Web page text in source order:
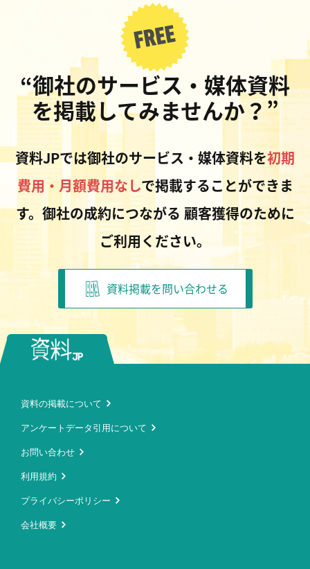
“御社のサービス・媒体資料
を掲載してみませんか？”
資料JPでは御社のサービス・媒体資料を初期
費用・月額費用なしで掲載することができま
す。御社の成約につながる 顧客獲得のために
ご利用ください。
資料掲載を問い合わせる
資料の掲載について
アンケートデータ引用について
お問い合わせ
利用規約
プライバシーポリシー
会社概要